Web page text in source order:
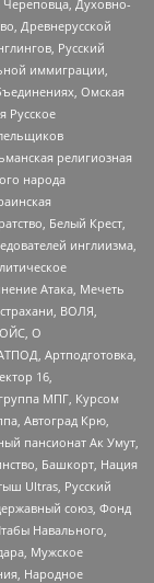
Череповца, Духовно-
Древнерусской
Русский
иммиграции,
Омская
Русское
религиозная
народа
Белый Крест,
инглиизма,
Атака, Мечеть
ВОЛЯ,
О
Артподготовка,
16,
МПГ, Курсом
Автоград Крю,
пансионат Ак Умут,
Башкорт, Нация
Ultras, Русский
союз, Фонд
Навального,
Мужское
Народное